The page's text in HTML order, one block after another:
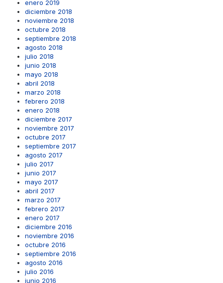
enero 2019
diciembre 2018
noviembre 2018
octubre 2018
septiembre 2018
agosto 2018
julio 2018
junio 2018
mayo 2018
abril 2018
marzo 2018
febrero 2018
enero 2018
diciembre 2017
noviembre 2017
octubre 2017
septiembre 2017
agosto 2017
julio 2017
junio 2017
mayo 2017
abril 2017
marzo 2017
febrero 2017
enero 2017
diciembre 2016
noviembre 2016
octubre 2016
septiembre 2016
agosto 2016
julio 2016
junio 2016